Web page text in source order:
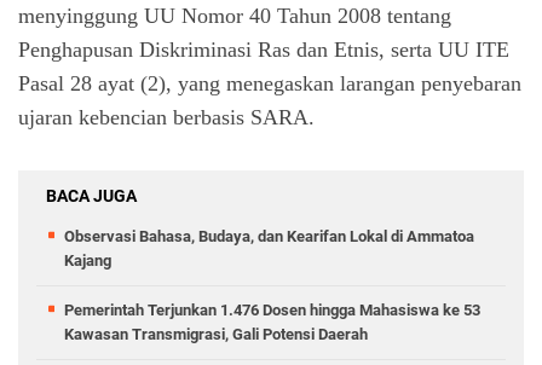
menyinggung UU Nomor 40 Tahun 2008 tentang
Penghapusan Diskriminasi Ras dan Etnis, serta UU ITE
Pasal 28 ayat (2), yang menegaskan larangan penyebaran
ujaran kebencian berbasis SARA.
BACA JUGA
Observasi Bahasa, Budaya, dan Kearifan Lokal di Ammatoa
Kajang
Pemerintah Terjunkan 1.476 Dosen hingga Mahasiswa ke 53
Kawasan Transmigrasi, Gali Potensi Daerah